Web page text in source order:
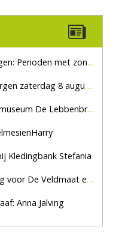
met zon en droog
marktplein Haaksbergen
De Lebbenbrugge
Kledingbank Stefania
De Veldmaat en De Pas
Anna Jalving